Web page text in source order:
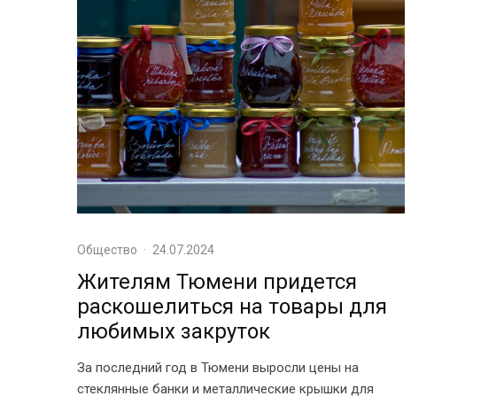
Общество · 24.07.2024
Жителям Тюмени придется
раскошелиться на товары для
любимых закруток
За последний год в Тюмени выросли цены на
стеклянные банки и металлические крышки для